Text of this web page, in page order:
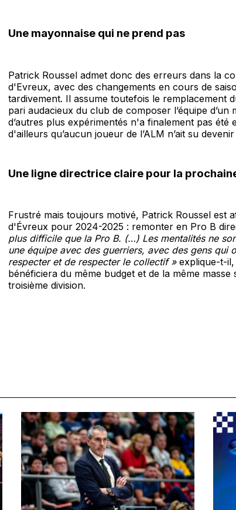
Une mayonnaise qui ne prend pas
Patrick Roussel admet donc des erreurs dans la
d'Evreux, avec des changements en cours de
tardivement. Il assume toutefois le remplacement
pari audacieux du club de composer l’équipe d’un
d’autres plus expérimentés n'a finalement pas été
d'ailleurs qu’aucun joueur de l’ALM n’ait su
Une ligne directrice claire pour la
Frustré mais toujours motivé, Patrick Roussel est
d'Évreux pour 2024-2025 : remonter en Pro B
plus difficile que la Pro B. (…) Les mentalités ne
une équipe avec des guerriers, avec des gens qui
respecter et de respecter le collectif »explique-t-il,
bénéficiera du même budget et de la même
troisième division.